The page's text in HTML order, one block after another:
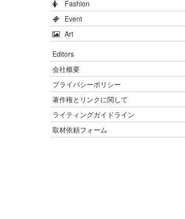
Fashion
Event
Art
Editors
会社概要
プライバシーポリシー
著作権とリンクに関して
ライティングガイドライン
取材依頼フォーム